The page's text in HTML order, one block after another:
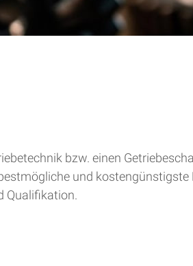
bzw. einen
und kostengünstigste
Qualifikation.